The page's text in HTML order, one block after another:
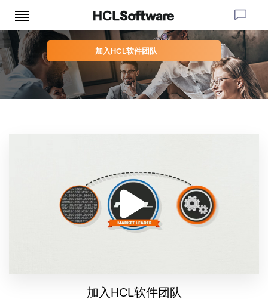
加入HCL软件团队
加入HCL软件团队